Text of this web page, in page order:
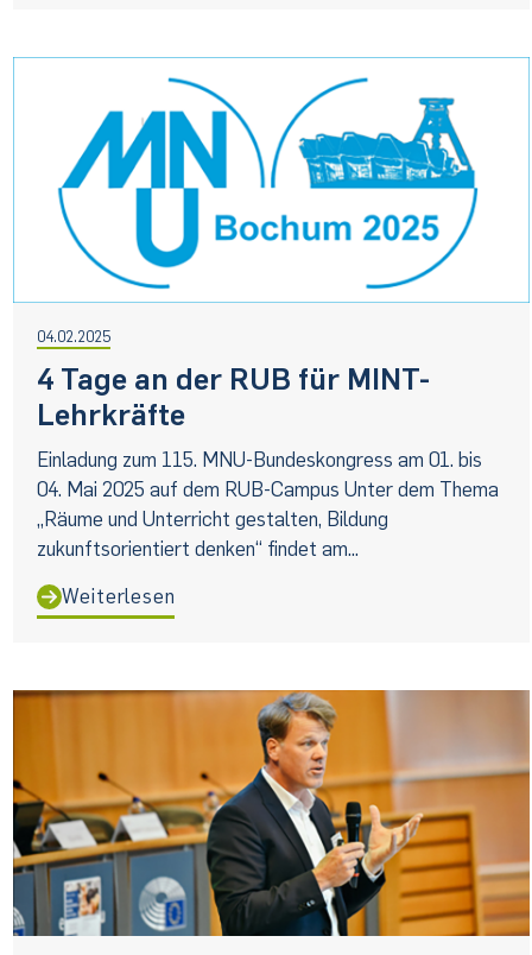
04.02.2025
4 Tage an der RUB für MINT-
Lehrkräfte
Einladung zum 115. MNU-Bundeskongress am 01. bis
04. Mai 2025 auf dem RUB-Campus Unter dem Thema
„Räume und Unterricht gestalten, Bildung
zukunftsorientiert denken“ findet am...
Weiterlesen